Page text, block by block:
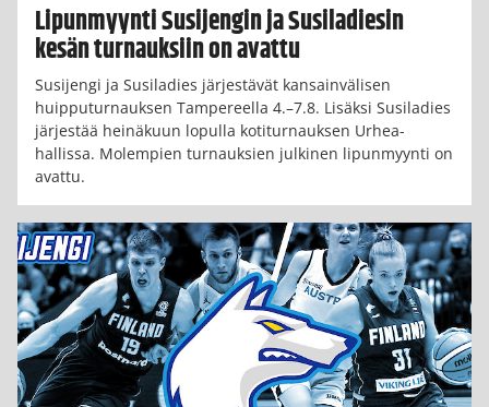
Lipunmyynti Susijengin ja Susiladiesin
kesän turnauksiin on avattu
Susijengi ja Susiladies järjestävät kansainvälisen
huipputurnauksen Tampereella 4.–7.8. Lisäksi Susiladies
järjestää heinäkuun lopulla kotiturnauksen Urhea-
hallissa. Molempien turnauksien julkinen lipunmyynti on
avattu.